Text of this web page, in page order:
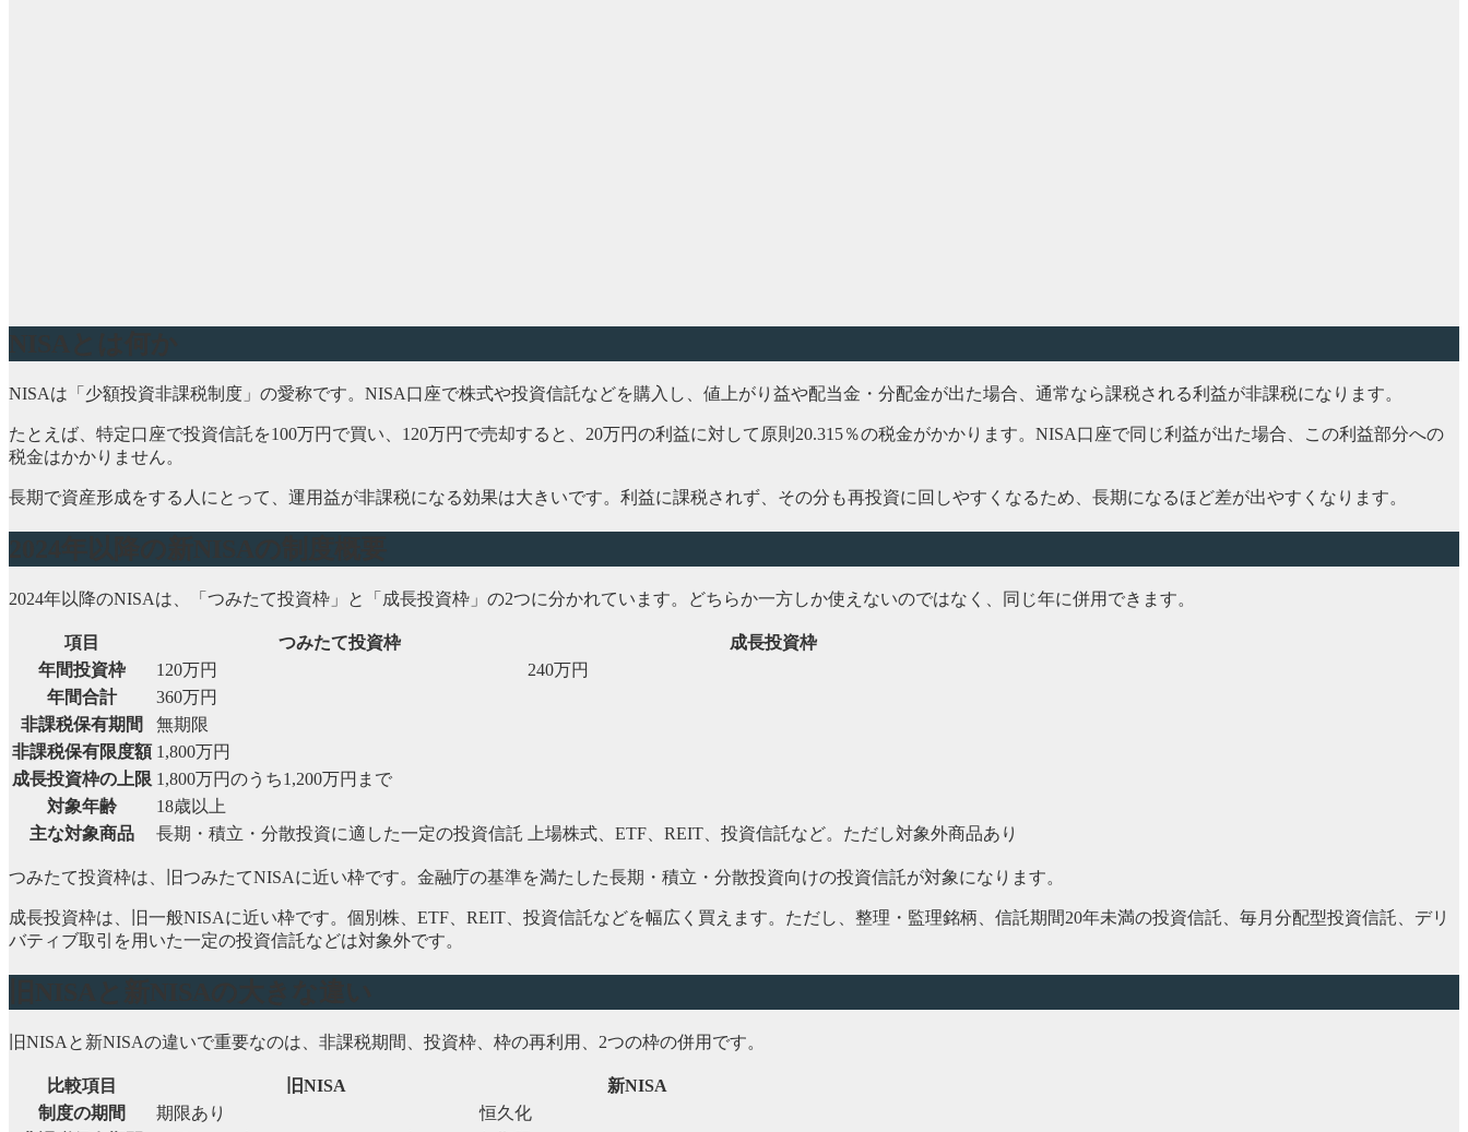
NISAは「少額投資非課税制度」の愛称です。NISA口座で株式や投資信託などを購入し、値上がり益や配当金・分配金が出た場合、通常なら課税される利益が非課税になります。
たとえば、特定口座で投資信託を100万円で買い、120万円で売却すると、20万円の利益に対して原則20.315％の税金がかかります。NISA口座で同じ利益が出た場合、この利益部分への
税金はかかりません。
長期で資産形成をする人にとって、運用益が非課税になる効果は大きいです。利益に課税されず、その分も再投資に回しやすくなるため、長期になるほど差が出やすくなります。
2024年以降のNISAは、「つみたて投資枠」と「成長投資枠」の2つに分かれています。どちらか一方しか使えないのではなく、同じ年に併用できます。
項目 つみたて投資枠
成長投資枠
年間投資枠
120万円
240万円
年間合計
360万円
非課税保有期間
無期限
非課税保有限度額 1,800万円
成長投資枠の上限 1,800万円のうち1,200万円まで
対象年齢
18歳以上
主な対象商品
長期・積立・分散投資に適した一定の投資信託 上場株式、ETF、REIT、投資信託など。ただし対象外商品あり
つみたて投資枠は、旧つみたてNISAに近い枠です。金融庁の基準を満たした長期・積立・分散投資向けの投資信託が対象になります。
成長投資枠は、旧一般NISAに近い枠です。個別株、ETF、REIT、投資信託などを幅広く買えます。ただし、整理・監理銘柄、信託期間20年未満の投資信託、毎月分配型投資信託、デリ
バティブ取引を用いた一定の投資信託などは対象外です。
旧NISAと新NISAの違いで重要なのは、非課税期間、投資枠、枠の再利用、2つの枠の併用です。
比較項目 旧NISA
新NISA
制度の期間
期限あり
恒久化